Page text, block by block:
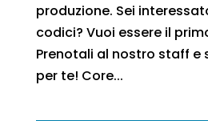
produzione. Sei
codici? Vuoi essere il
Prenotali al nostro staff e
per te! Core...